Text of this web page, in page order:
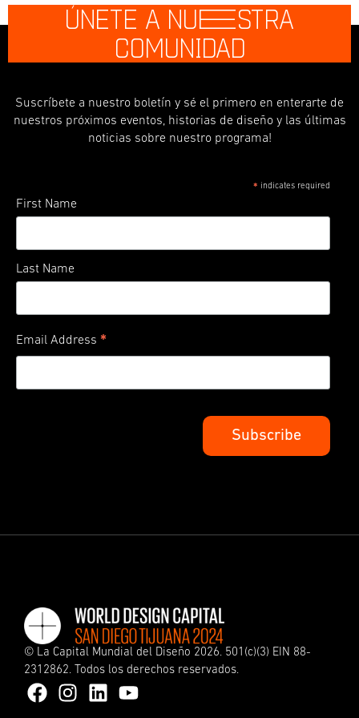
ÚNETE A NUESTRA
COMUNIDAD
Suscríbete a nuestro boletín y sé el primero en enterarte de
nuestros próximos eventos, historias de diseño y las últimas
noticias sobre nuestro programa!
* indicates required
First Name
Last Name
Email Address *
© La Capital Mundial del Diseño 2026. 501(c)(3) EIN 88-
2312862. Todos los derechos reservados.